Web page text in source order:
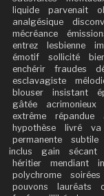
liquide
parvenait
analgésique
mécréance
entrez
lesbienne
émotif
sollicité
enchérir
fraudes
esclavagiste
blouser
insistant
gâtée
acrimonieux
extrême
répandue
hypothèse
livré va
permanente
subtile
inclus
gain sécant
héritier
mendiant
polychrome
soirées
pouvons
lauréats